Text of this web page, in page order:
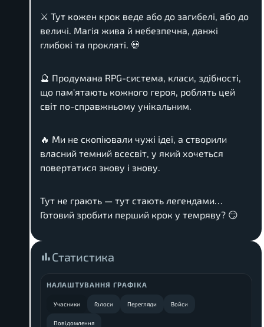
⚔️ Тут кожен крок веде або до загибелі, або до
величі. Магія жива й небезпечна, данжі
глибокі та прокляті. 💀
🔮 Продумана RPG-система, класи, здібності,
що пам'ятають кожного героя, роблять цей
світ по-справжньому унікальним.
🔥 Ми не скопіювали чужі ідеї, а створили
власний темний всесвіт, у який хочеться
повертатися знову і знову.
Тут не грають — тут стають легендами…
Готовий зробити перший крок у темряву? 😏
Статистика
НАЛАШТУВАННЯ ГРАФІКА
Учасники Голоси Перегляди Войси
Повідомлення